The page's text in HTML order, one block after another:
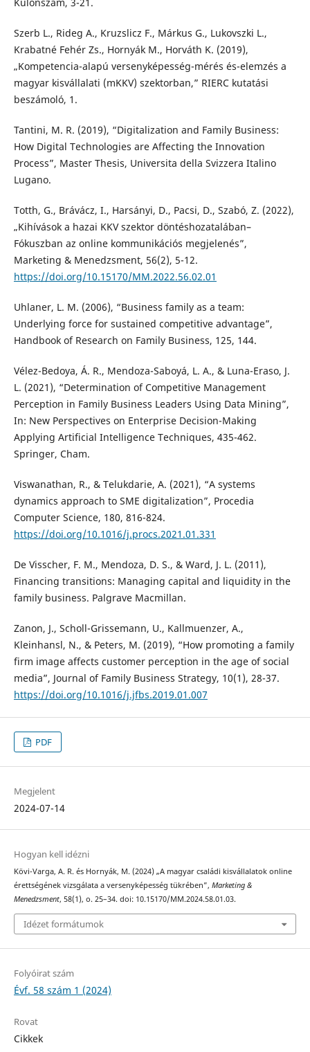
Szerb L., Rideg A., Kruzslicz F., Márkus G., Lukovszki L.,
Krabatné Fehér Zs., Hornyák M., Horváth K. (2019),
„Kompetencia-alapú versenyképesség-mérés és-elemzés a
magyar kisvállalati (mKKV) szektorban,” RIERC kutatási
beszámoló, 1.
Tantini, M. R. (2019), “Digitalization and Family Business:
How Digital Technologies are Affecting the Innovation
Process”, Master Thesis, Universita della Svizzera Italino
Lugano.
Totth, G., Brávácz, I., Harsányi, D., Pacsi, D., Szabó, Z. (2022),
„Kihívások a hazai KKV szektor döntéshozatalában–
Fókuszban az online kommunikációs megjelenés”,
Marketing & Menedzsment, 56(2), 5-12.
https://doi.org/10.15170/MM.2022.56.02.01
Uhlaner, L. M. (2006), “Business family as a team:
Underlying force for sustained competitive advantage”,
Handbook of Research on Family Business, 125, 144.
Vélez-Bedoya, Á. R., Mendoza-Saboyá, L. A., & Luna-Eraso, J.
L. (2021), “Determination of Competitive Management
Perception in Family Business Leaders Using Data Mining”,
In: New Perspectives on Enterprise Decision-Making
Applying Artificial Intelligence Techniques, 435-462.
Springer, Cham.
Viswanathan, R., & Telukdarie, A. (2021), “A systems
dynamics approach to SME digitalization”, Procedia
Computer Science, 180, 816-824.
https://doi.org/10.1016/j.procs.2021.01.331
De Visscher, F. M., Mendoza, D. S., & Ward, J. L. (2011),
Financing transitions: Managing capital and liquidity in the
family business. Palgrave Macmillan.
Zanon, J., Scholl-Grissemann, U., Kallmuenzer, A.,
Kleinhansl, N., & Peters, M. (2019), “How promoting a family
firm image affects customer perception in the age of social
media”, Journal of Family Business Strategy, 10(1), 28-37.
https://doi.org/10.1016/j.jfbs.2019.01.007
PDF
Megjelent
2024-07-14
Hogyan kell idézni
Kövi-Varga, A. R. és Hornyák, M. (2024) „A magyar családi kisvállalatok online
érettségének vizsgálata a versenyképesség tükrében”, Marketing &
Menedzsment, 58(1), o. 25–34. doi: 10.15170/MM.2024.58.01.03.
Idézet formátumok
Folyóirat szám
Évf. 58 szám 1 (2024)
Rovat
Cikkek